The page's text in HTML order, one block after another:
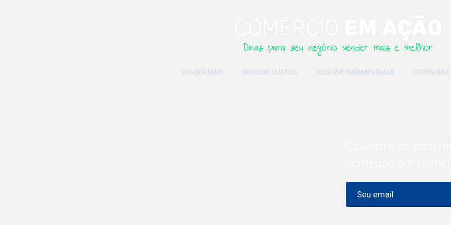
Dicas para seu negócio vender mais e melhor
VENDER MAIS REDUZIR CUSTOS REDUZIR INADIMPLÊNCIA